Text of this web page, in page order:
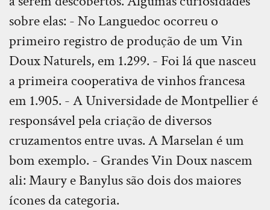
sobre elas: - No Languedoc ocorreu o
primeiro registro de produção de um Vin
Doux Naturels, em 1.299. - Foi lá que nasceu
a primeira cooperativa de vinhos francesa
em 1.905. - A Universidade de Montpellier é
responsável pela criação de diversos
cruzamentos entre uvas. A Marselan é um
bom exemplo. - Grandes Vin Doux nascem
ali: Maury e Banylus são dois dos maiores
ícones da categoria.